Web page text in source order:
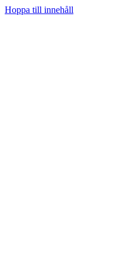
Hoppa till innehåll